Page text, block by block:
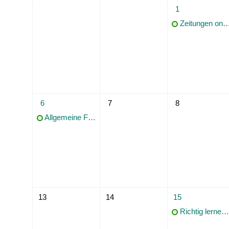
1 Termin,
1
Zeitungen online recherchieren: Tipps und Tools für aktuelle Pressequellen
1 Termin, Montag, 6. Juli
6
Allgemeine Führung für Einzelpersonen
Keine Termine, Dienstag, 7. Juli
7 Keine Termine,
8
Keine Termine, Montag, 13. Juli
13 Keine Termine, Dienstag, 14. Juli
14 1 Termin,
15
Richtig lernen! Wie geht das eigentlich?